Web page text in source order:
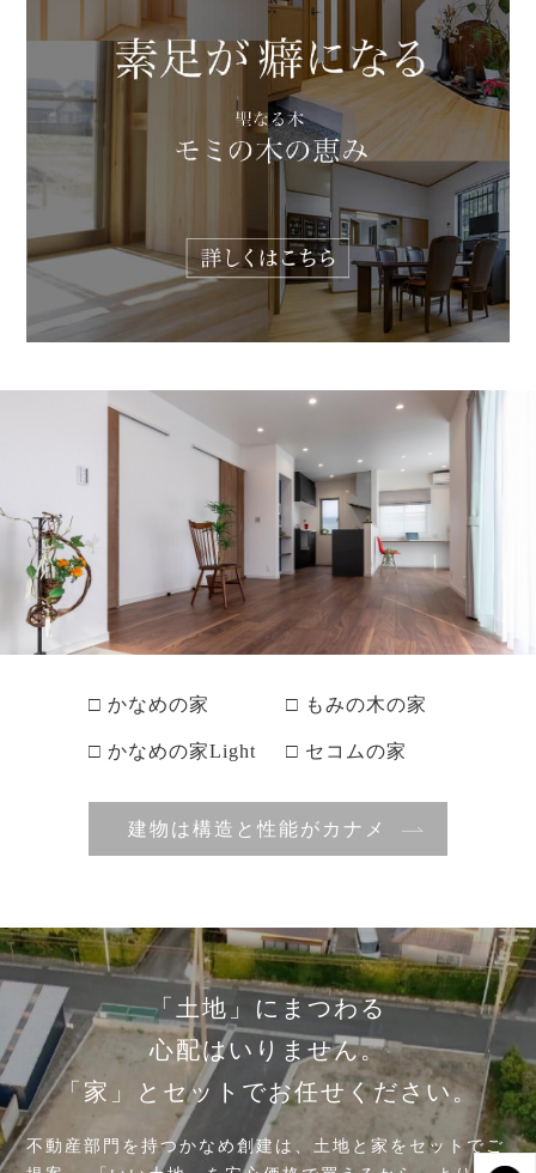
□ かなめの家 □ もみの木の家
□ かなめの家Light □ セコムの家
建物は構造と性能がカナメ
「土地」にまつわる
心配はいりません。
「家」とセットでお任せください。
不動産部門を持つかなめ創建は、土地と家をセットでご